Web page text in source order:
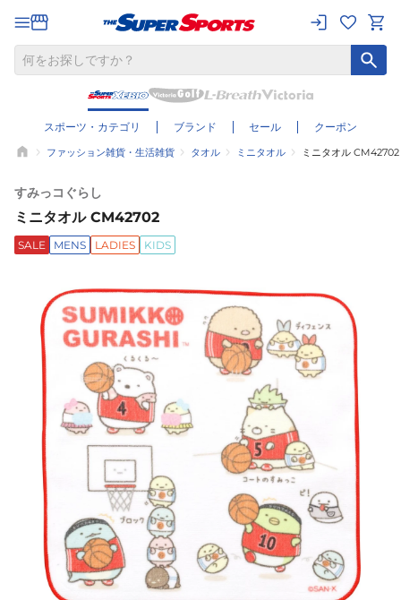
スポーツ・カテゴリ ブランド セール クーポン
ファッション雑貨・生活雑貨 タオル ミニタオル ミニタオル CM42702
すみっコぐらし
ミニタオル CM42702
SALE MENS LADIES KIDS